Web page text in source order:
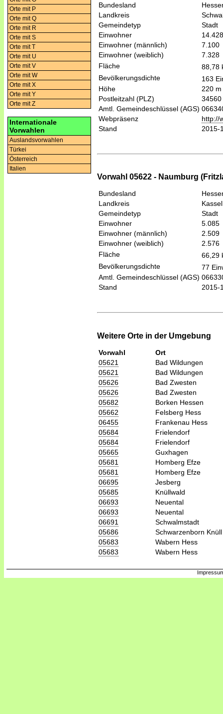
Orte mit P
Orte mit Q
Orte mit R
Orte mit S
Orte mit T
Orte mit U
Orte mit V
Orte mit W
Orte mit X
Orte mit Y
Orte mit Z
Internationale
Vorwahlen
Auslandsvorwahlen
Türkei
Österreich
Italien
Bundesland
Landkreis
Gemeindetyp
Stadt
Einwohner
14.428
Einwohner (männlich)
7.100
Einwohner (weiblich)
7.328
Fläche
88,78
Bevölkerungsdichte
163
Höhe
220
Postleitzahl (PLZ)
34560
Amtl. Gemeindeschlüssel (AGS)
Webpräsenz
http://
Stand
2015-
Vorwahl 05622 - Naumburg
Bundesland
Landkreis
Kassel
Gemeindetyp
Stadt
Einwohner
5.085
Einwohner (männlich)
2.509
Einwohner (weiblich)
2.576
Fläche
66,29
Bevölkerungsdichte
77
Amtl. Gemeindeschlüssel (AGS)
Stand
2015-
Weitere Orte in der Umgebung
Vorwahl
Ort
05621
Bad Wildungen
05621
Bad Wildungen
05626
Bad Zwesten
05626
Bad Zwesten
05682
Borken Hessen
05662
Felsberg Hess
06455
Frankenau Hess
05684
Frielendorf
05684
Frielendorf
05665
Guxhagen
05681
Homberg Efze
05681
Homberg Efze
06695
Jesberg
05685
Knüllwald
06693
Neuental
06693
Neuental
06691
Schwalmstadt
05686
Schwarzenborn Knüll
05683
Wabern Hess
05683
Wabern Hess